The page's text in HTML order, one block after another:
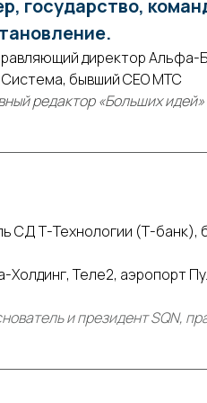
государство,
директор Альфа-
бывший CEO МТС
редактор «Больших
СД Т-Технологии (Т-банк),
Теле2, аэропорт
и президент SQN,